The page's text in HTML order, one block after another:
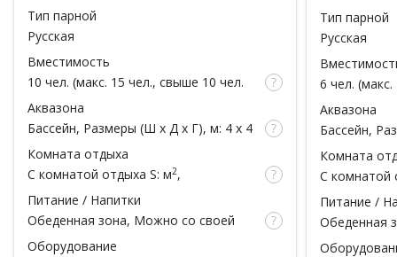
Тип парной
Русская
Вместимость
10 чел. (макс. 15 чел., свыше 10 чел.
чел.)
Аквазона
Бассейн, Размеры (Ш x Д x Г), м: 4 x 4
Душ
Комната отдыха
С комнатой отдыха S: м2,
Питание / Напитки
Обеденная зона, Можно со своей
едой
Оборудование
Тип парной
Русская
6 чел.
чел.)
Аквазона
Бассейн,
Душ
Комната
С комнатой
Питание /
Обеденная
едой